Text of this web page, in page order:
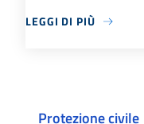
LEGGI DI PIÙ
Protezione civile